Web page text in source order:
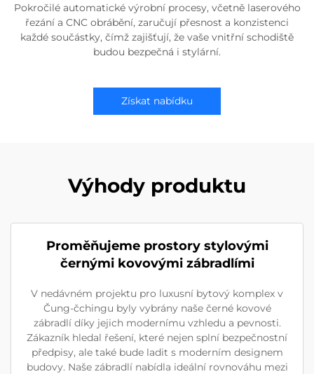
Pokročilé automatické výrobní procesy, včetně laserového
řezání a CNC obrábění, zaručují přesnost a konzistenci
každé součástky, čímž zajišťují, že vaše vnitřní schodiště
budou bezpečná i stylární.
Získat nabídku
Výhody produktu
Proměňujeme prostory stylovými
černými kovovými zábradlími
V nedávném projektu pro luxusní bytový komplex v
Čung-čchingu byly vybrány naše černé kovové
zábradlí díky jejich modernímu vzhledu a pevnosti.
Zákazník hledal řešení, které nejen splní bezpečnostní
předpisy, ale také bude ladit s moderním designem
budovy. Naše zábradlí nabídla ideální rovnováhu mezi